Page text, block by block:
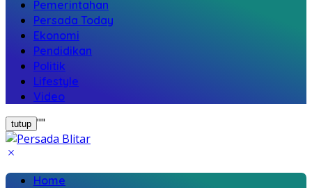
Pemerintahan
Persada Today
Ekonomi
Pendidikan
Politik
Lifestyle
Video
tutup ""
Home